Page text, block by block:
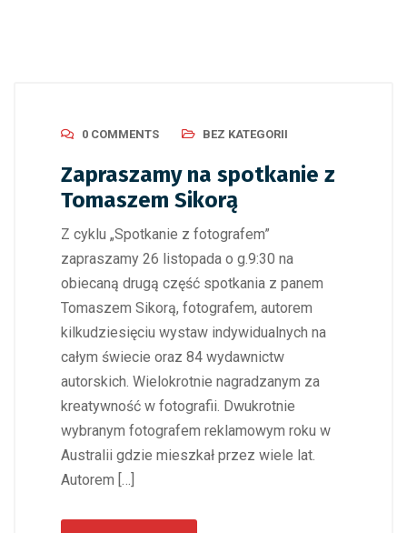
0 COMMENTS BEZ KATEGORII
Zapraszamy na spotkanie z
Tomaszem Sikorą
Z cyklu „Spotkanie z fotografem”
zapraszamy 26 listopada o g.9:30 na
obiecaną drugą część spotkania z panem
Tomaszem Sikorą, fotografem, autorem
kilkudziesięciu wystaw indywidualnych na
całym świecie oraz 84 wydawnictw
autorskich. Wielokrotnie nagradzanym za
kreatywność w fotografii. Dwukrotnie
wybranym fotografem reklamowym roku w
Australii gdzie mieszkał przez wiele lat.
Autorem […]